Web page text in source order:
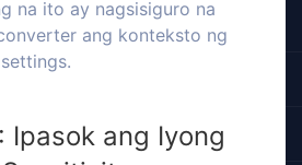
na ito ay nagsisiguro na
ang konteksto ng
Ipasok ang Iyong